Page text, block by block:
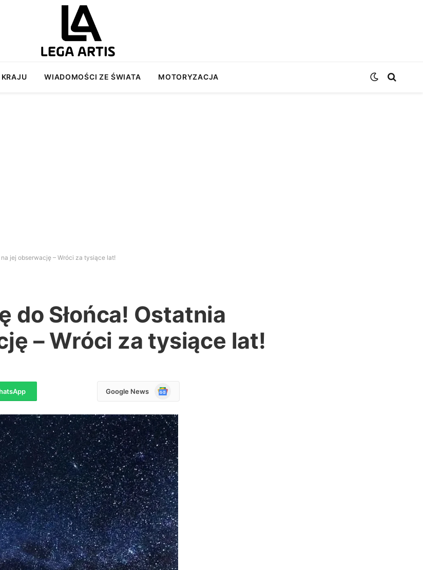
WIADOMOŚCI ZE ŚWIATA MOTORYZACJA
jej obserwację – Wróci za tysiące lat!
do Słońca! Ostatnia
– Wróci za tysiące lat!
Google News
Google